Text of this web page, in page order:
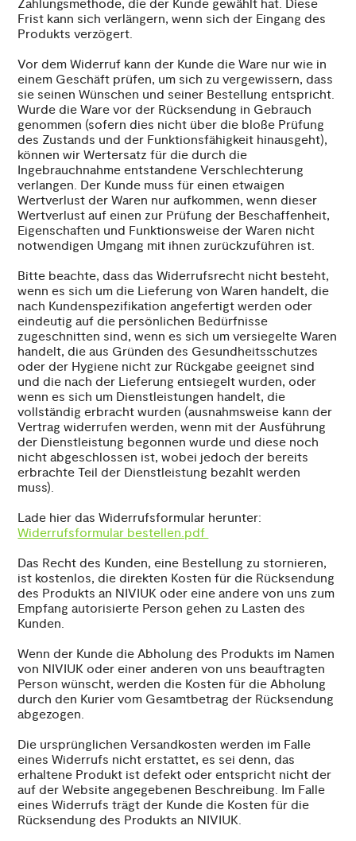
Zahlungsmethode, die der Kunde gewählt hat. Diese
Frist kann sich verlängern, wenn sich der Eingang des
Produkts verzögert.
Vor dem Widerruf kann der Kunde die Ware nur wie in
einem Geschäft prüfen, um sich zu vergewissern, dass
sie seinen Wünschen und seiner Bestellung entspricht.
Wurde die Ware vor der Rücksendung in Gebrauch
genommen (sofern dies nicht über die bloße Prüfung
des Zustands und der Funktionsfähigkeit hinausgeht),
können wir Wertersatz für die durch die
Ingebrauchnahme entstandene Verschlechterung
verlangen. Der Kunde muss für einen etwaigen
Wertverlust der Waren nur aufkommen, wenn dieser
Wertverlust auf einen zur Prüfung der Beschaffenheit,
Eigenschaften und Funktionsweise der Waren nicht
notwendigen Umgang mit ihnen zurückzuführen ist.
Bitte beachte, dass das Widerrufsrecht nicht besteht,
wenn es sich um die Lieferung von Waren handelt, die
nach Kundenspezifikation angefertigt werden oder
eindeutig auf die persönlichen Bedürfnisse
zugeschnitten sind, wenn es sich um versiegelte Waren
handelt, die aus Gründen des Gesundheitsschutzes
oder der Hygiene nicht zur Rückgabe geeignet sind
und die nach der Lieferung entsiegelt wurden, oder
wenn es sich um Dienstleistungen handelt, die
vollständig erbracht wurden (ausnahmsweise kann der
Vertrag widerrufen werden, wenn mit der Ausführung
der Dienstleistung begonnen wurde und diese noch
nicht abgeschlossen ist, wobei jedoch der bereits
erbrachte Teil der Dienstleistung bezahlt werden
muss).
Lade hier das Widerrufsformular herunter:
Widerrufsformular bestellen.pdf
Das Recht des Kunden, eine Bestellung zu stornieren,
ist kostenlos, die direkten Kosten für die Rücksendung
des Produkts an NIVIUK oder eine andere von uns zum
Empfang autorisierte Person gehen zu Lasten des
Kunden.
Wenn der Kunde die Abholung des Produkts im Namen
von NIVIUK oder einer anderen von uns beauftragten
Person wünscht, werden die Kosten für die Abholung
durch den Kurier vom Gesamtbetrag der Rücksendung
abgezogen.
Die ursprünglichen Versandkosten werden im Falle
eines Widerrufs nicht erstattet, es sei denn, das
erhaltene Produkt ist defekt oder entspricht nicht der
auf der Website angegebenen Beschreibung. Im Falle
eines Widerrufs trägt der Kunde die Kosten für die
Rücksendung des Produkts an NIVIUK.